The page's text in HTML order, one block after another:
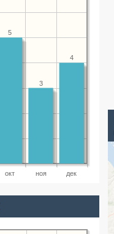
окт ноя дек
4
3
5